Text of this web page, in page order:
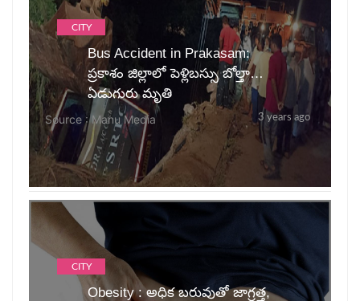
CITY
Bus Accident in Prakasam:
ప్ర‌కాశం జిల్లాలో పెళ్లిబ‌స్సు బోల్తా…
ఏడుగురు మృతి
Source : Manu Media 3 years ago
CITY
Obesity : అధిక బరువుతో జాగ్రత్త,